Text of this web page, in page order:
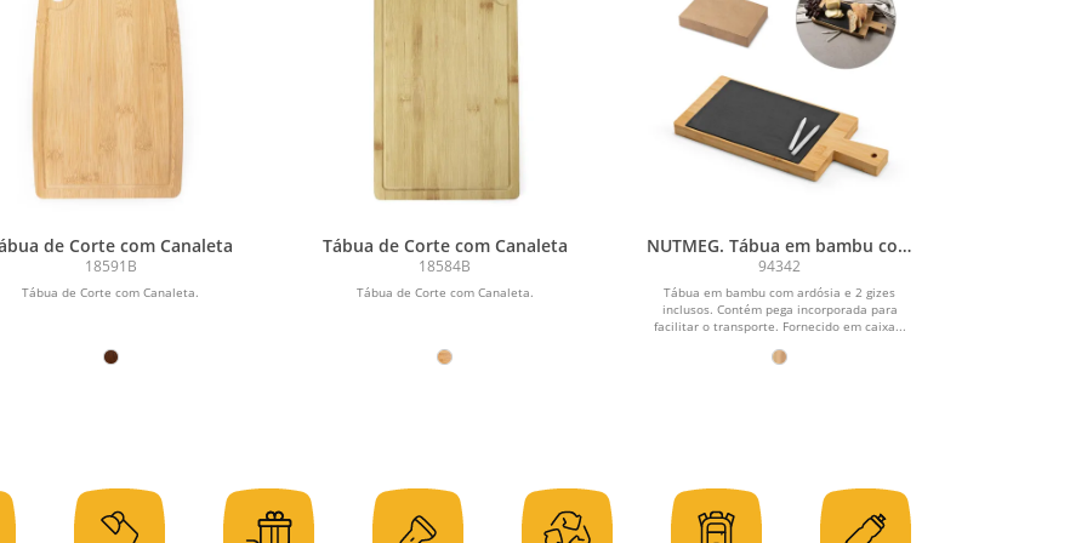
de Corte com Canaleta
18591B
Tábua de Corte com Canaleta.
Tábua de Corte com Canaleta
18584B
Tábua de Corte com Canaleta.
NUTMEG. Tábua em bambu com
ardósia e 2 gizes inclusos
94342
Tábua em bambu com ardósia e 2 gizes
inclusos. Contém pega incorporada para
facilitar o transporte. Fornecido em caixa...